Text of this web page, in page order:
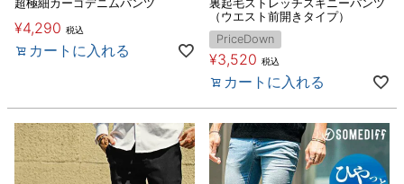
超極細カーゴデニムパンツ
¥4,290 税込
カートに入れる
裏起毛ストレッチスキニーパンツ
（ウエスト前開きタイプ）
PriceDown
¥3,520 税込
カートに入れる